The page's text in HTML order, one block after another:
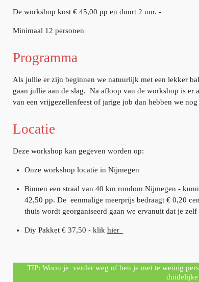
De workshop kost € 45,00 pp en duurt 2 uur. -
Minimaal 12 personen
Programma
Als jullie er zijn beginnen we natuurlijk met een lekker
gaan jullie aan de slag. Na afloop van de workshop is
van een vrijgezellenfeest of jarige job dan hebben we
Locatie
Deze workshop kan gegeven worden op:
Onze workshop locatie in Nijmegen
Binnen een straal van 40 km rondom Nijmegen -
42,50 pp. De eenmalige meerprijs bedraagt € 0,20
thuis wordt georganiseerd gaan we ervanuit dat je
Diy Pakket € 37,50 - klik hier
TIP: Woon je verder weg of ben je met te weinig